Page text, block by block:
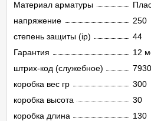
Материал арматуры
напряжение
250
степень защиты (ip)
44
Гарантия
12
штрих-код (служебное)
коробка вес гр
300
коробка высота
30
коробка длина
130